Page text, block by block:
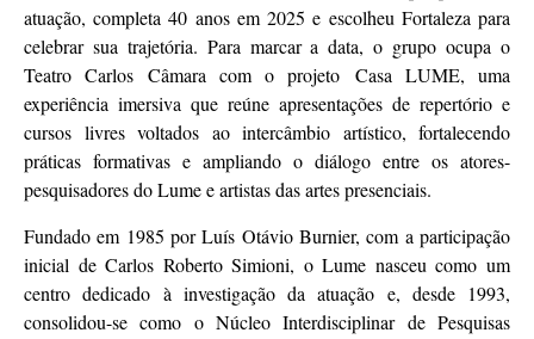
atuação, completa 40 anos em 2025 e escolheu Fortaleza para
celebrar sua trajetória. Para marcar a data, o grupo ocupa o
Teatro Carlos Câmara com o projeto Casa LUME, uma
experiência imersiva que reúne apresentações de repertório e
cursos livres voltados ao intercâmbio artístico, fortalecendo
práticas formativas e ampliando o diálogo entre os atores-
pesquisadores do Lume e artistas das artes presenciais.
Fundado em 1985 por Luís Otávio Burnier, com a participação
inicial de Carlos Roberto Simioni, o Lume nasceu como um
centro dedicado à investigação da atuação e, desde 1993,
consolidou-se como o Núcleo Interdisciplinar de Pesquisas